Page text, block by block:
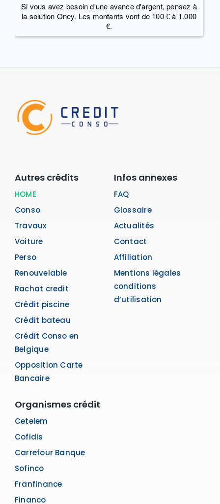
Si vous avez besoin d'une avance d'argent, pensez à
la solution Oney. Les montants vont de 100 € à 1.000
€.
Autres crédits
HOME
Conso
Travaux
Voiture
Perso
Renouvelable
Rachat credit
Crédit piscine
Crédit bateau
Crédit Conso en
Belgique
Opposition Carte
Bancaire
Infos annexes
FAQ
Glossaire
Actualités
Contact
Affiliation
Mentions légales
conditions
d’utilisation
Organismes crédit
Cetelem
Cofidis
Carrefour Banque
Sofinco
Franfinance
Financo